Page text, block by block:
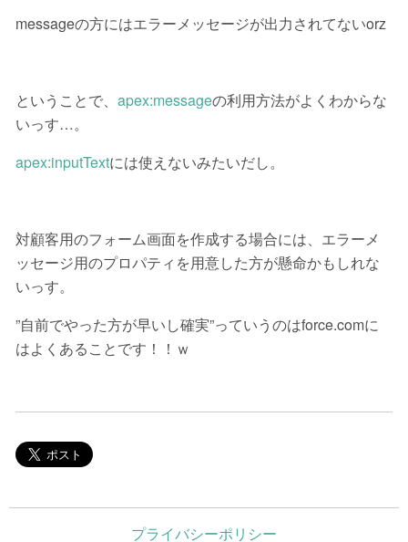
messageの方にはエラーメッセージが出力されてないorz
ということで、 apex:messageの利用方法がよくわからな
いっす…。
apex:inputTextには使えないみたいだし。
対顧客用のフォーム画面を作成する場合には、エラーメ
ッセージ用のプロパティを用意した方が懸命かもしれな
いっす。
”自前でやった方が早いし確実”っていうのはforce.comに
はよくあることです！！ｗ
プライバシーポリシー